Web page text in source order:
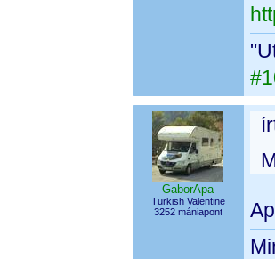
GaborApa
Turkish Valentine
3252 mániapont